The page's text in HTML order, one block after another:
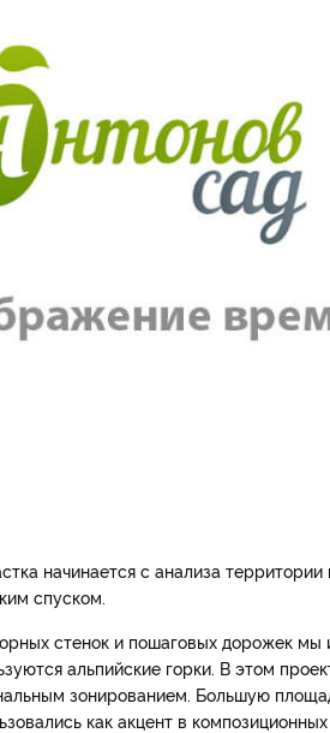
начинается с анализа
спуском.
стенок и пошаговых дорожек мы
альпийские горки. В этом
зонированием. Большую
как акцент в